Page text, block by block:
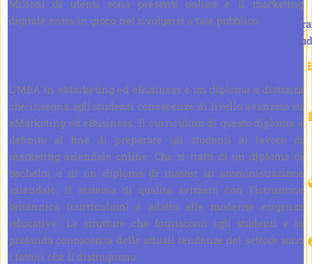
Milioni di utenti sono presenti online e il marketing
digitale entra in gioco nel rivolgersi a tale pubblico.
L'MBA in eMarketing ed eBusiness è un diploma a distanza
che insegna agli studenti conoscenze di livello avanzato su
eMarketing ed eBusiness. Il curriculum di questo diploma è
definito al fine di preparare gli studenti al lavoro di
marketing aziendale online. Che si tratti di un diploma di
bachelor o di un diploma di master in amministrazione
aziendale, il sistema di qualità svizzero con l'istruzione
britannica (curriculum) è adatto alle moderne esigenze
educative. Le strutture che forniscono agli studenti e la
profonda conoscenza delle attuali tendenze del settore sono
i fattori che li distinguono.
di